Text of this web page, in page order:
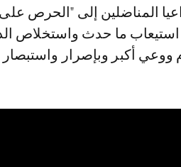
داعيا المناضلين إلى "الحرص
ما حدث واستخلاص
ووعي أكبر وبإصرار واستبصار